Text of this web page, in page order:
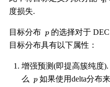
度损失.
目标分布
的选择对于
目标分布具有以下属性：
增强预测(即提高簇纯度).
么
如果使用delta分布